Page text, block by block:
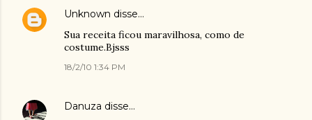
Unknown disse…
Sua receita ficou maravilhosa, como de
costume.Bjsss
18/2/10 1:34 PM
Danuza disse…